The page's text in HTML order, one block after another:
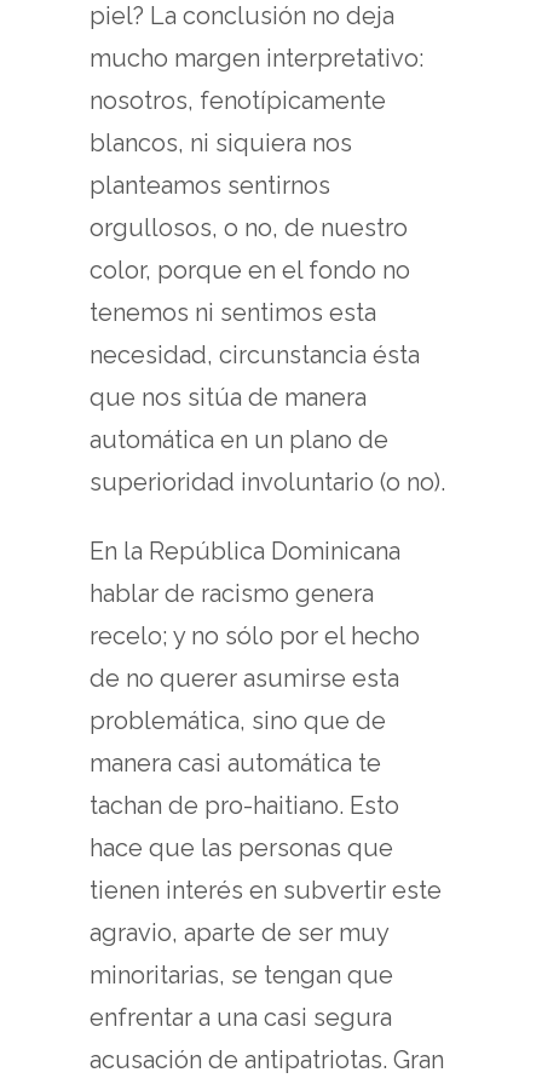
piel? La conclusión no deja
mucho margen interpretativo:
nosotros, fenotípicamente
blancos, ni siquiera nos
planteamos sentirnos
orgullosos, o no, de nuestro
color, porque en el fondo no
tenemos ni sentimos esta
necesidad, circunstancia ésta
que nos sitúa de manera
automática en un plano de
superioridad involuntario (o no).
En la República Dominicana
hablar de racismo genera
recelo; y no sólo por el hecho
de no querer asumirse esta
problemática, sino que de
manera casi automática te
tachan de pro-haitiano. Esto
hace que las personas que
tienen interés en subvertir este
agravio, aparte de ser muy
minoritarias, se tengan que
enfrentar a una casi segura
acusación de antipatriotas. Gran